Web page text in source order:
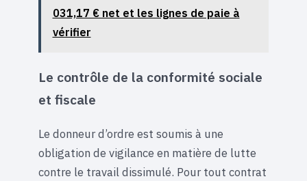
031,17 € net et les lignes de paie à
vérifier
Le contrôle de la conformité sociale
et fiscale
Le donneur d’ordre est soumis à une
obligation de vigilance en matière de lutte
contre le travail dissimulé. Pour tout contrat